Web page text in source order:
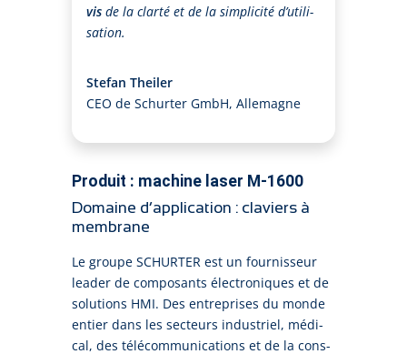
vis de la clar­té et de la sim­pli­ci­té d’u­ti­li­
sa­tion.
Stefan Theiler
CEO de Schurter GmbH, Allemagne
Produit : machine laser M-1600
Domaine d’application : claviers à
membrane
Le grou­pe SCHURTER est un four­nis­seur
lea­der de com­po­sants é­lec­tro­ni­ques et de
so­lu­tions HMI. Des en­tre­pri­ses du mon­de
en­tier dans les sec­teurs in­dus­triel, mé­di­
cal, des té­lé­com­mu­ni­ca­tions et de la cons­